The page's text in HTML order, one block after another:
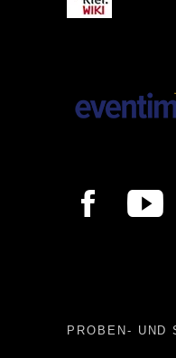
PROBEN- UND